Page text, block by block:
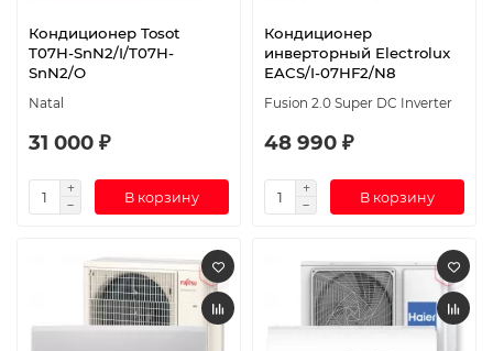
Кондиционер Tosot
T07H-SnN2/I/T07H-
SnN2/O
Natal
31 000 ₽
В корзину
Кондиционер
инверторный Electrolux
EACS/I-07HF2/N8
Fusion 2.0 Super DC Inverter
48 990 ₽
В корзину